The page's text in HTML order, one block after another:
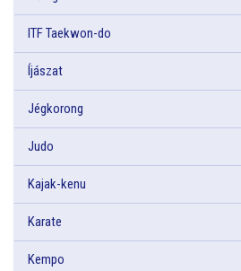
ITF Taekwon-do
Íjászat
Jégkorong
Judo
Kajak-kenu
Karate
Kempo